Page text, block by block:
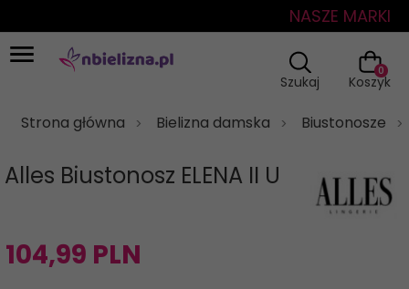
NASZE MARKI
Szukaj Koszyk
0
Strona główna Bielizna damska Biustonosze
Alles Biustonosz ELENA II U
104,99 PLN